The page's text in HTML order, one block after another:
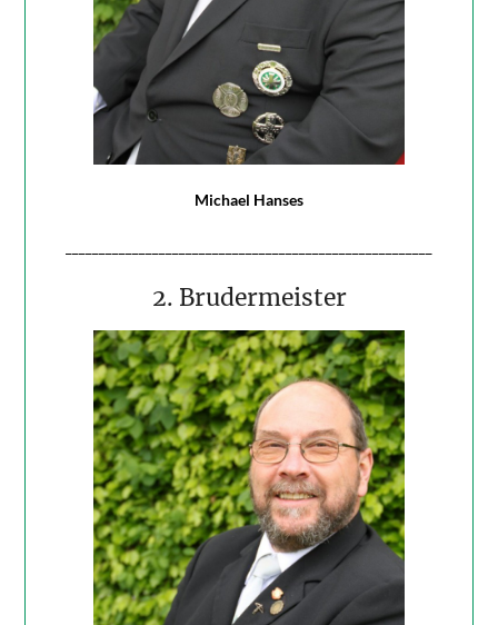
Michael Hanses
2. Brudermeister